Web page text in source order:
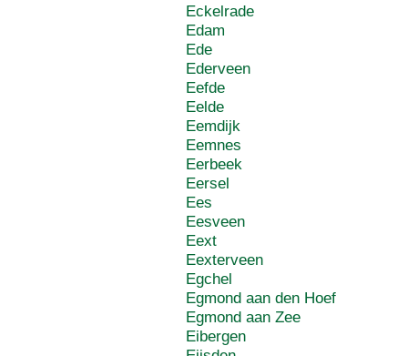
Eckelrade
Edam
Ede
Ederveen
Eefde
Eelde
Eemdijk
Eemnes
Eerbeek
Eersel
Ees
Eesveen
Eext
Eexterveen
Egchel
Egmond aan den Hoef
Egmond aan Zee
Eibergen